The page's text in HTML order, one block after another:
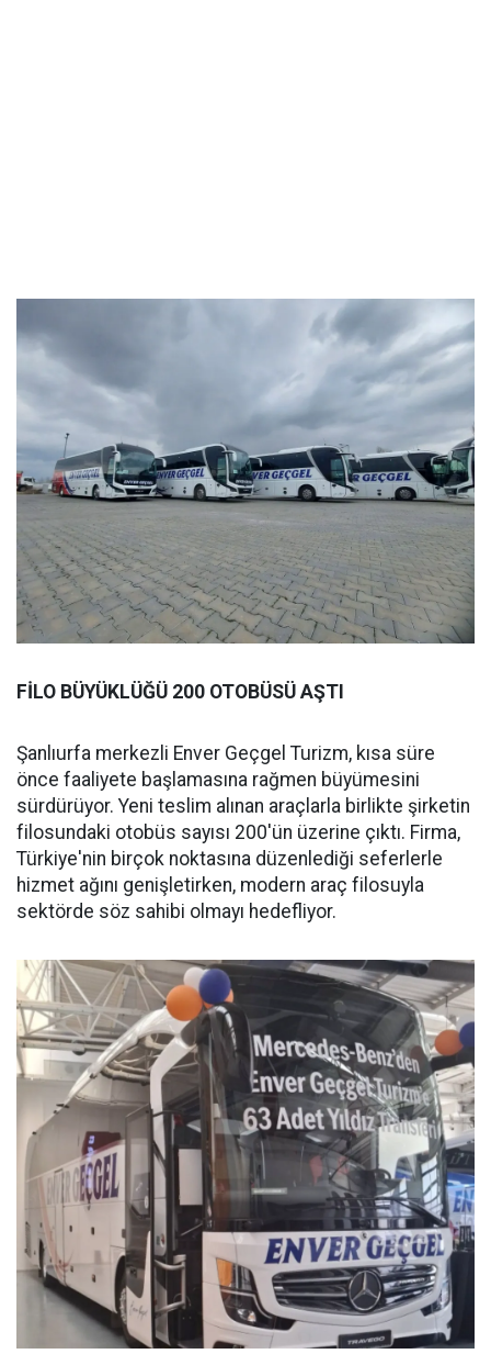
FİLO BÜYÜKLÜĞÜ 200 OTOBÜSÜ AŞTI
Şanlıurfa merkezli Enver Geçgel Turizm, kısa süre
önce faaliyete başlamasına rağmen büyümesini
sürdürüyor. Yeni teslim alınan araçlarla birlikte şirketin
filosundaki otobüs sayısı 200'ün üzerine çıktı. Firma,
Türkiye'nin birçok noktasına düzenlediği seferlerle
hizmet ağını genişletirken, modern araç filosuyla
sektörde söz sahibi olmayı hedefliyor.